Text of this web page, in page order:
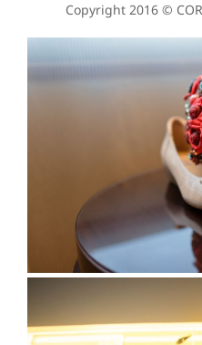
Copyright 2016 ©